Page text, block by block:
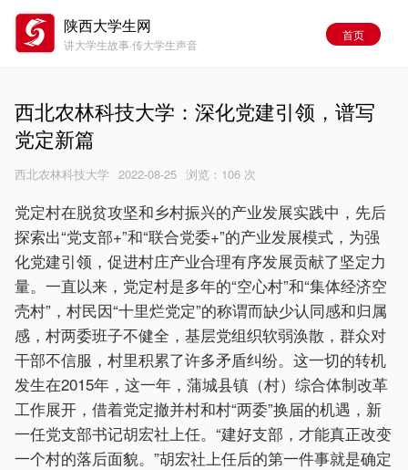
陕西大学生网
讲大学生故事·传大学生声音
首页
西北农林科技大学：深化党建引领，谱写
党定新篇
西北农林科技大学 2022-08-25 浏览： 106 次
党定村在脱贫攻坚和乡村振兴的产业发展实践中，先后
探索出“党支部+”和“联合党委+”的产业发展模式，为强
化党建引领，促进村庄产业合理有序发展贡献了坚定力
量。一直以来，党定村是多年的“空心村”和“集体经济空
壳村”，村民因“十里烂党定”的称谓而缺少认同感和归属
感，村两委班子不健全，基层党组织软弱涣散，群众对
干部不信服，村里积累了许多矛盾纠纷。这一切的转机
发生在2015年，这一年，蒲城县镇（村）综合体制改革
工作展开，借着党定撤并村和村“两委”换届的机遇，新
一任党支部书记胡宏社上任。“建好支部，才能真正改变
一个村的落后面貌。”胡宏社上任后的第一件事就是确定